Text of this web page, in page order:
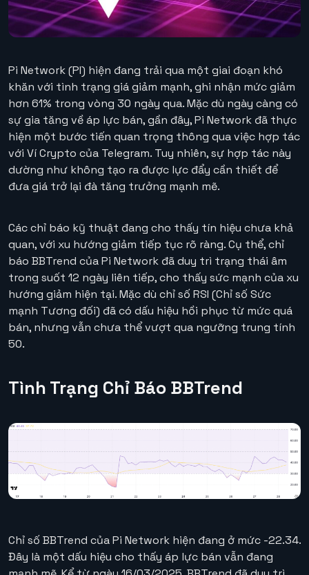
Pi Network (PI) hiện đang trải qua một giai đoạn khó
khăn với tình trạng giá giảm mạnh, ghi nhận mức giảm
hơn 61% trong vòng 30 ngày qua. Mặc dù ngày càng có
sự gia tăng về áp lực bán, gần đây, Pi Network đã thực
hiện một bước tiến quan trọng thông qua việc hợp tác
với Ví Crypto của Telegram. Tuy nhiên, sự hợp tác này
dường như không tạo ra được lực đẩy cần thiết để
đưa giá trở lại đà tăng trưởng mạnh mẽ.
Các chỉ báo kỹ thuật đang cho thấy tín hiệu chưa khả
quan, với xu hướng giảm tiếp tục rõ ràng. Cụ thể, chỉ
báo BBTrend của Pi Network đã duy trì trạng thái âm
trong suốt 12 ngày liên tiếp, cho thấy sức mạnh của xu
hướng giảm hiện tại. Mặc dù chỉ số RSI (Chỉ số Sức
mạnh Tương đối) đã có dấu hiệu hồi phục từ mức quá
bán, nhưng vẫn chưa thể vượt qua ngưỡng trung tính
50.
Tình Trạng Chỉ Báo BBTrend
Chỉ số BBTrend của Pi Network hiện đang ở mức -22.34.
Đây là một dấu hiệu cho thấy áp lực bán vẫn đang